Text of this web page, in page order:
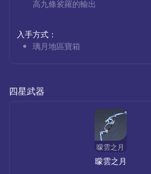
高九條裟羅的輸出
入手方式：
璃月地區寶箱
四星武器
曚雲之月
曚雲之月